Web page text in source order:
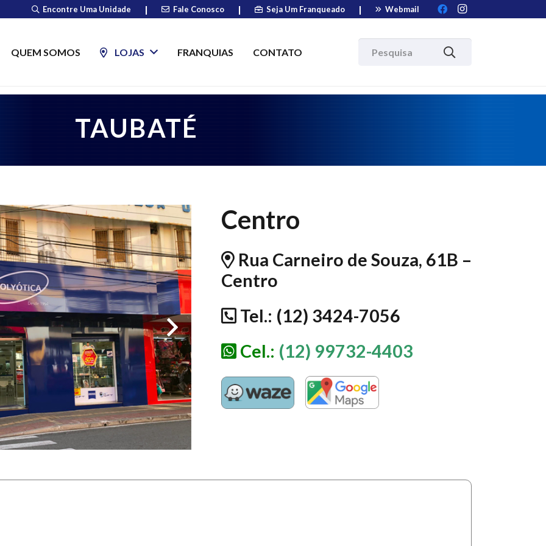
Encontre Uma Unidade | Fale Conosco | Seja Um Franqueado | Webmail
QUEM SOMOS LOJAS FRANQUIAS CONTATO
TAUBATÉ
Centro
Rua Carneiro de Souza, 61B –
Centro
Tel.: (12) 3424-7056
Cel.: (12) 99732-4403